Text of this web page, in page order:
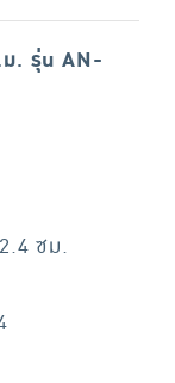
. รุ่น AN-
ซม.